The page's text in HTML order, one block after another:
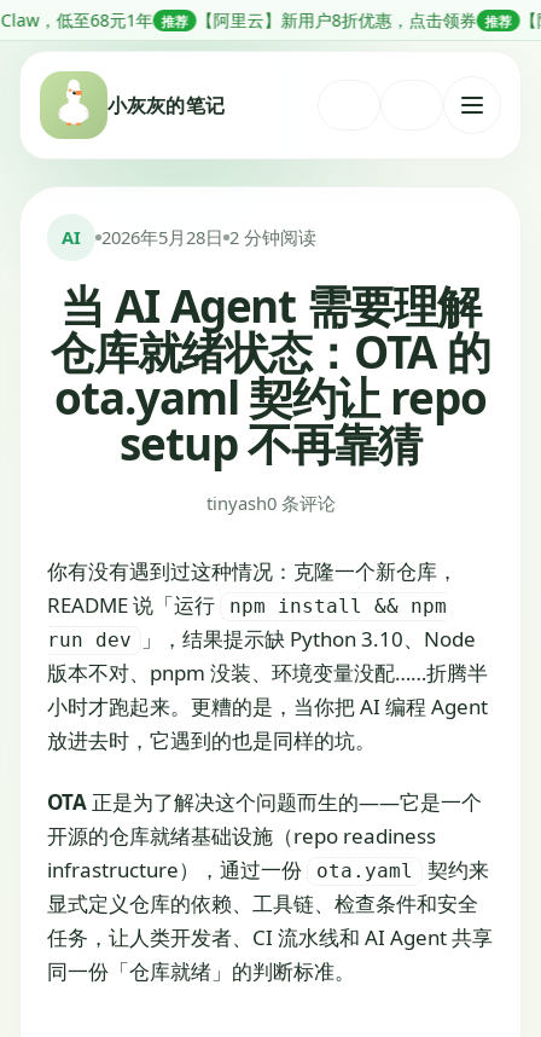
跳
转
推荐 【阿里云】新用户8折优惠，点击领券 推荐 【阿里云】一站式
小灰灰的笔记
打
AI 2026年5月28日 2 分钟阅读
当 AI Agent 需要理解
仓库就绪状态：OTA 的
ota.yaml 契约让 repo
setup 不再靠猜
tinyash0 条评论
你有没有遇到过这种情况：克隆一个新仓库，
README 说「运行
npm install && npm
run dev
」，结果提示缺 Python 3.10、Node
版本不对、pnpm 没装、环境变量没配……折腾半
小时才跑起来。更糟的是，当你把 AI 编程 Agent
放进去时，它遇到的也是同样的坑。
OTA 正是为了解决这个问题而生的——它是一个
开源的仓库就绪基础设施（repo readiness
infrastructure），通过一份
ota.yaml
契约来
显式定义仓库的依赖、工具链、检查条件和安全
任务，让人类开发者、CI 流水线和 AI Agent 共享
同一份「仓库就绪」的判断标准。